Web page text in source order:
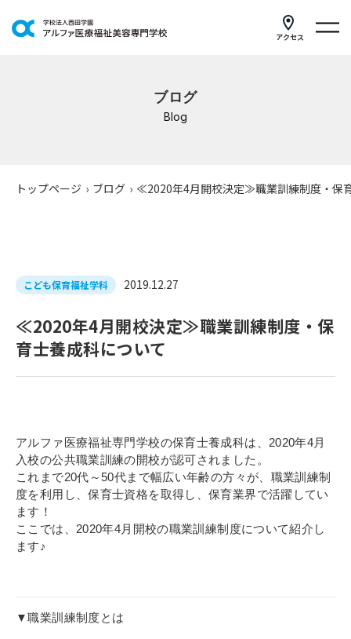
アクセス
研修・講座
公共職業訓練
在校生の皆さまへ
卒業生の皆さまへ
新着情報
ブログ
お問い合わせ
資料請求
ブログ
Blog
トップページ › ブログ › ≪2020年4月開校決定≫職業訓練制度・保
こども保育福祉学科 2019.12.27
≪2020年4月開校決定≫職業訓練制度・保
育士養成科について
アルファ医療福祉専門学校の保育士養成科は、2020年4月
入校の公共職業訓練の開校が認可されました。
これまで20代～50代まで幅広い年齢の方々が、職業訓練制
度を利用し、保育士資格を取得し、保育業界で活躍してい
ます！
ここでは、2020年4月開校の職業訓練制度について紹介し
ます♪
▼職業訓練制度とは